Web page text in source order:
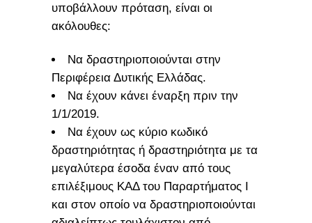
υποβάλλουν πρόταση, είναι οι
ακόλουθες:
Να δραστηριοποιούνται στην
Περιφέρεια Δυτικής Ελλάδας.
Να έχουν κάνει έναρξη πριν την
1/1/2019.
Να έχουν ως κύριο κωδικό
δραστηριότητας ή δραστηριότητα με τα
μεγαλύτερα έσοδα έναν από τους
επιλέξιμους ΚΑΔ του Παραρτήματος Ι
και στον οποίο να δραστηριοποιούνται